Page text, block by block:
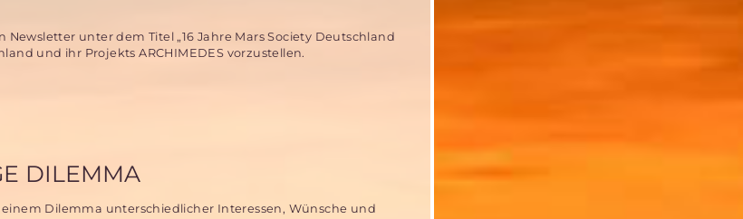
unter dem Titel „16 Jahre Mars Society Deutschland
und ihr Projekts ARCHIMEDES vorzustellen.
DILEMMA
Dilemma unterschiedlicher Interessen, Wünsche und